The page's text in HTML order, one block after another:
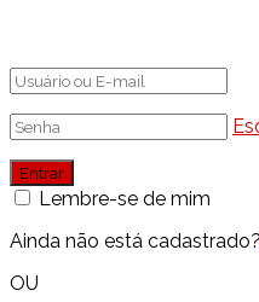
Lembre-se de mim
Ainda não está cadastrado?
OU